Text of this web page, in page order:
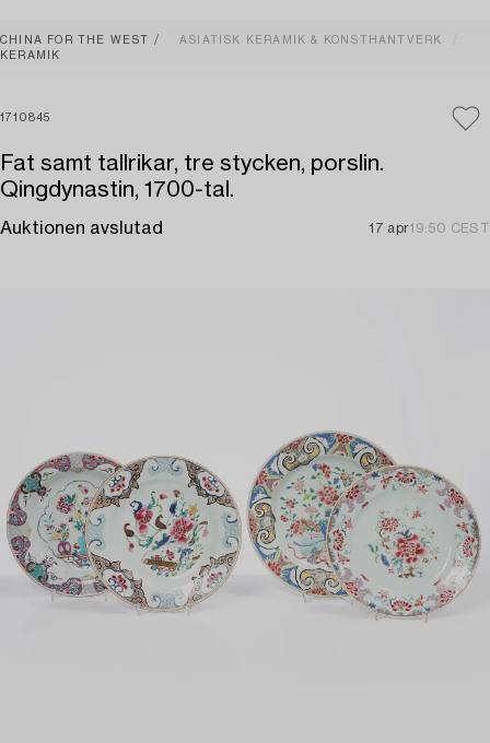
CHINA FOR THE WEST
ASIATISK KERAMIK & KONSTHANTVERK
KERAMIK
1710845
Fat samt tallrikar, tre stycken, porslin.
Qingdynastin, 1700-tal.
Auktionen avslutad 17 apr19:50 CEST